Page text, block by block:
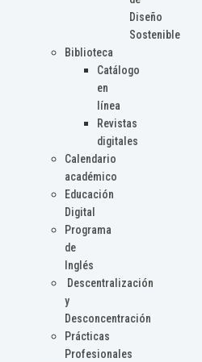
Diseño
Sostenible
Biblioteca
Catálogo
en
línea
Revistas
digitales
Calendario
académico
Educación
Digital
Programa
de
Inglés
Descentralización
y
Desconcentración
Prácticas
Profesionales